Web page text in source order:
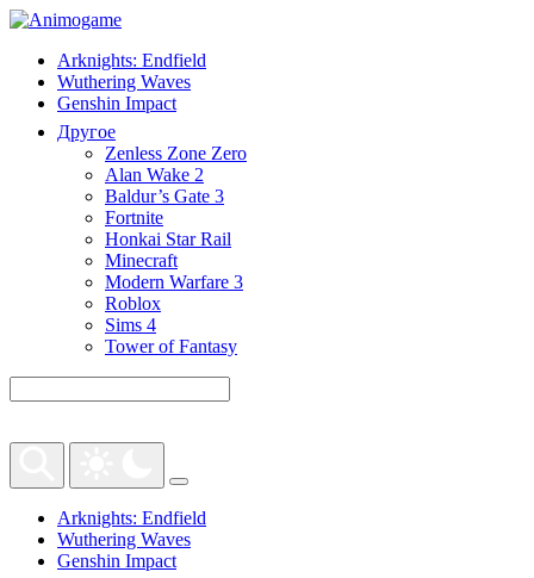
Arknights: Endfield
Wuthering Waves
Genshin Impact
Другое
Zenless Zone Zero
Alan Wake 2
Baldur’s Gate 3
Fortnite
Honkai Star Rail
Minecraft
Modern Warfare 3
Roblox
Sims 4
Tower of Fantasy
Arknights: Endfield
Wuthering Waves
Genshin Impact